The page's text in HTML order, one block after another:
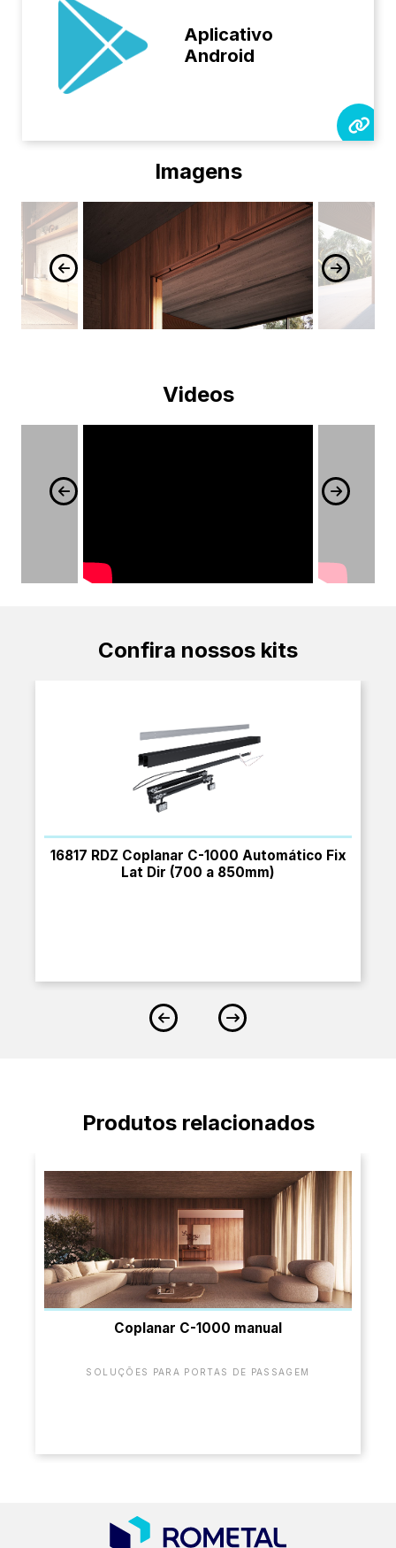
Aplicativo
Android
Imagens
Videos
Confira nossos kits
16817 RDZ Coplanar C-1000 Automático Fix
Lat Dir (700 a 850mm)
Produtos relacionados
Coplanar C-1000 manual
SOLUÇÕES PARA PORTAS DE PASSAGEM